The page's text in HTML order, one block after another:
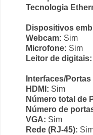
Tecnologia
Dispositivos
Webcam: Sim
Microfone: Sim
Leitor de digitais:
Interfaces/Portas
HDMI: Sim
Número total de
Número de
VGA: Sim
Rede (RJ-45):